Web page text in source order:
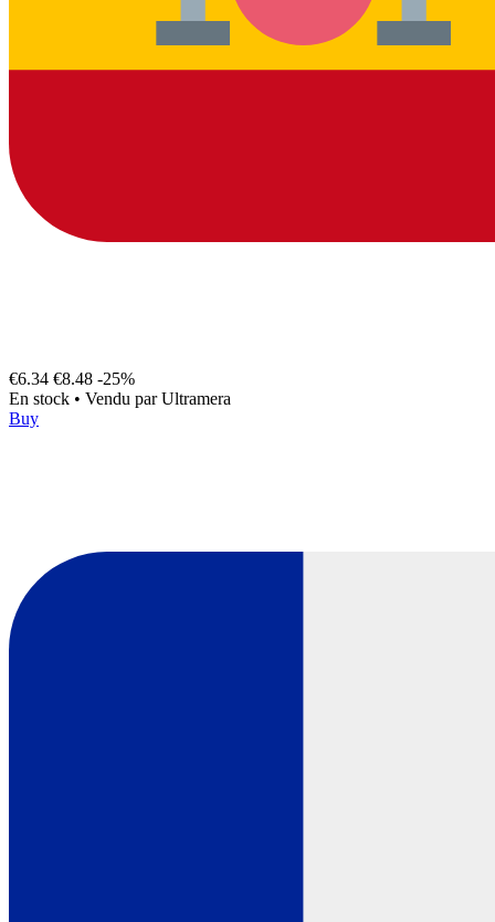
€6.34 €8.48 -25%
En stock • Vendu parUltramera
Buy